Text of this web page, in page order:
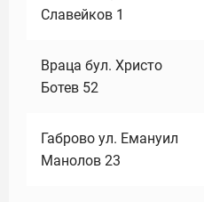
Славейков 1
Враца бул. Христо
Ботев 52
Габрово ул. Емануил
Манолов 23